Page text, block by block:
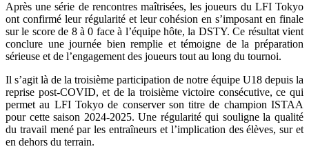
Après une série de rencontres maîtrisées, les joueurs du LFI Tokyo
ont confirmé leur régularité et leur cohésion en s’imposant en finale
sur le score de 8 à 0 face à l’équipe hôte, la DSTY. Ce résultat vient
conclure une journée bien remplie et témoigne de la préparation
sérieuse et de l’engagement des joueurs tout au long du tournoi.
Il s’agit là de la troisième participation de notre équipe U18 depuis la
reprise post-COVID, et de la troisième victoire consécutive, ce qui
permet au LFI Tokyo de conserver son titre de champion ISTAA
pour cette saison 2024-2025. Une régularité qui souligne la qualité
du travail mené par les entraîneurs et l’implication des élèves, sur et
en dehors du terrain.